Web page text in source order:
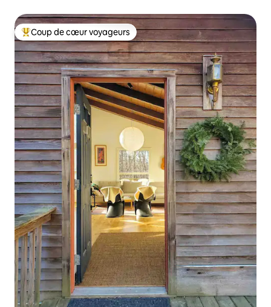
Coup de cœur voyageurs parmi les plus aimés
Coup de cœur voyageurs